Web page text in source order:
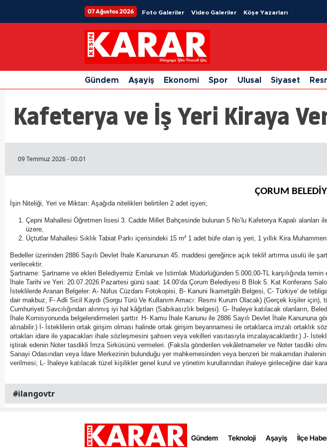
07 Ağustos 2026 Foto Galeriler Video Galeriler Köşe Yazarları
Gündem Aşayiş Ekonomi Spor Ulusal Siyaset
Kafeterya ve İş Yeri Kiraya
09 Temmuz 2026 - 00.01
ÇORUM
İşin Niteliği, Yeri ve Miktarı: Aşağıda nitelikleri belirtilen 2 adet işyeri;
Çepni Mahallesi Öğretmen lisesi 3. Cadde Millet Bahçesinde bulunan 5 No’lu Kafeterya Kapalı
üzere,
Üçtutlar Mahallesi Sıklık Tabiat Parkı içerisindeki 15 m² 1 adet büfe olan iş yeri, 1 yıllık Kira
Bedeller üzerinden 2886 Sayılı Devlet İhale Kanununun 45. maddesi gereğince açık teklif artırma usulü ile
verilecektir.
Şartname: Şartname ve ekleri Belediyemiz Emlak ve İstimlak Müdürlüğünden 5.000,00-TL karşılığında temin
İhale Tarihi ve Yeri: 20.07.2026 Pazartesi günü saat: 14.00’da Çorum Belediyesi B Blok 5. Kat Konferans
İsteklilerde Aranan Belgeler: A- Nüfus Cüzdanı Fotokopisi, B- Kanuni İkametgâh Belgesi, C- Türkiye' de
dair makbuz, F- Adli Sicil Kaydı (Sorgu Türü Ve Kullanım Amacı: Resmi Kurum Olacak) (Gerçek kişiler
Cumhuriyeti Savcılığından alınmış iyi hal kâğıtları (Sabıkasızlık belgesi). G- İhaleye katılacak olanların,
İhale Komisyonunda belgelendirmeleri şarttır. H- Kamu İhale Kanunu ile 2886 Sayılı Devlet İhale Kanununa
alınabilir.) İ- İsteklilerin ortak girişim olması halinde ortak girişim beyannamesi ile ortaklarca imzalı ortaklık
ortakları idare ile yapacakları ihale sözleşmesini şahsen veya vekilleri vasıtasıyla imzalayacaklardır.) J-
iştirak edenin Noter tasdikli İmza Sirküsünü vermeleri. (Faksla gönderilen vekâletnameler ve Noter tasdiki
Sanayi Odasından veya İdare Merkezinin bulunduğu yer mahkemesinden veya benzeri bir makamdan
verilmesi; L- İhaleye katılacak tüzel kişilikler genel kurul ve yönetim kurullarından ihaleye girileceğine dair
#ilangovtr
Gündem Teknoloji Aşayiş İlçe